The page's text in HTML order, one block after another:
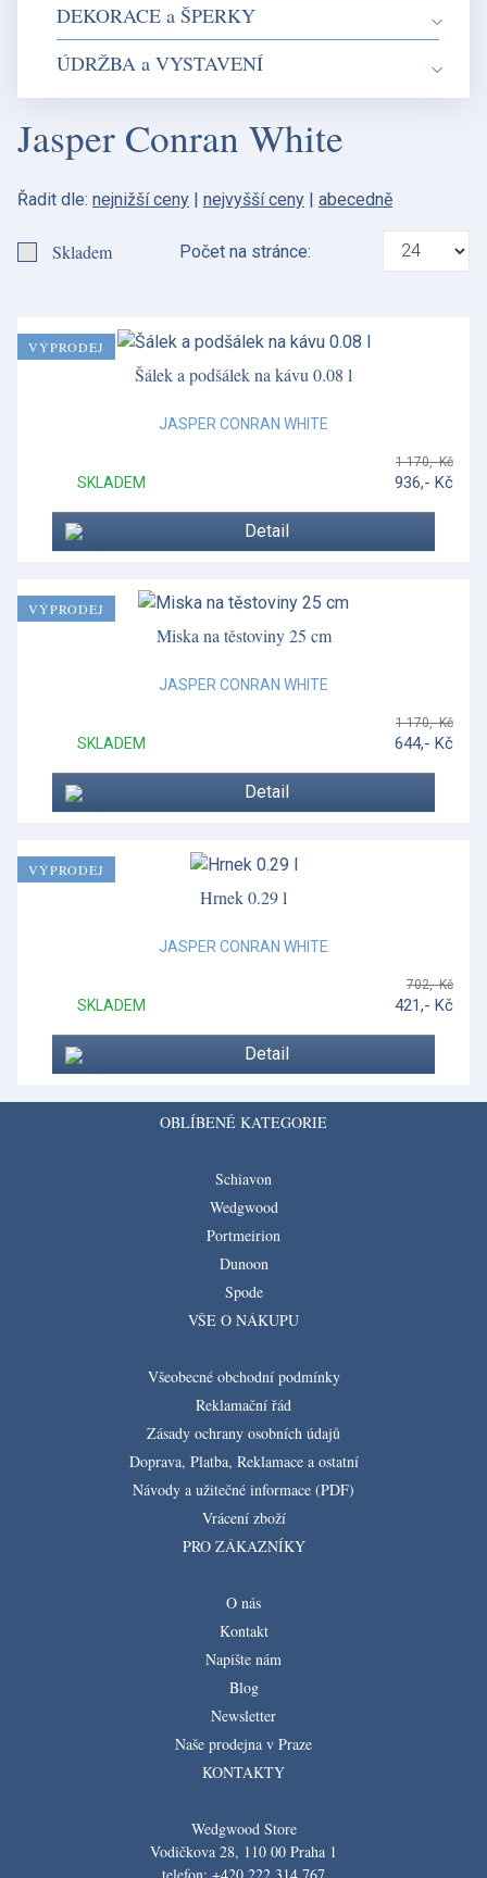
Jasper Conran White
Řadit dle: nejnižší ceny | nejvyšší ceny | abecedně
Skladem Počet na stránce:
Šálek a podšálek na kávu 0.08 l
JASPER CONRAN WHITE
SKLADEM
1 170,- Kč
936,- Kč
Detail
VÝPRODEJ
Miska na těstoviny 25 cm
JASPER CONRAN WHITE
SKLADEM
1 170,- Kč
644,- Kč
Detail
VÝPRODEJ
Hrnek 0.29 l
JASPER CONRAN WHITE
SKLADEM
702,- Kč
421,- Kč
Detail
VÝPRODEJ
DEKORACE a ŠPERKY
ÚDRŽBA a VYSTAVENÍ
OBLÍBENÉ KATEGORIE
Schiavon
Wedgwood
Portmeirion
Dunoon
Spode
VŠE O NÁKUPU
Všeobecné obchodní podmínky
Reklamační řád
Zásady ochrany osobních údajů
Doprava, Platba, Reklamace a ostatní
Návody a užitečné informace (PDF)
Vrácení zboží
PRO ZÁKAZNÍKY
O nás
Kontakt
Napište nám
Blog
Newsletter
Naše prodejna v Praze
KONTAKTY
Wedgwood Store
Vodičkova 28, 110 00 Praha 1